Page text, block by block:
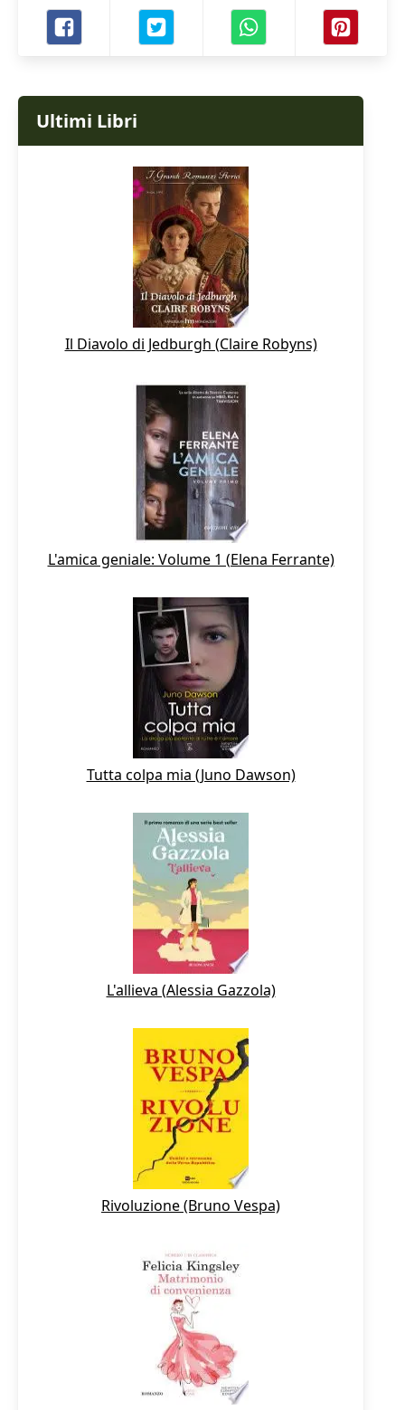
Ultimi Libri
Il Diavolo di Jedburgh (Claire Robyns)
L'amica geniale: Volume 1 (Elena Ferrante)
Tutta colpa mia (Juno Dawson)
L'allieva (Alessia Gazzola)
Rivoluzione (Bruno Vespa)